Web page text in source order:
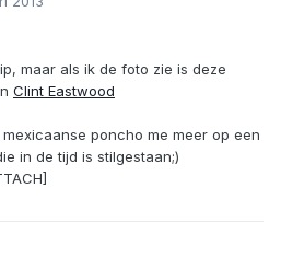
maar als ik de foto zie is deze
Clint Eastwood
poncho me meer op een
in de tijd is stilgestaan;)